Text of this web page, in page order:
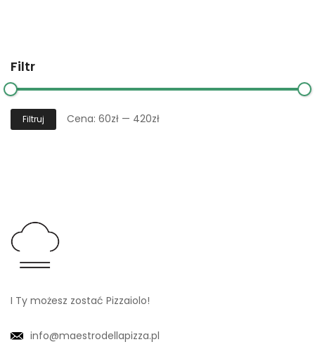
Filtr
Filtruj Cena: 60zł — 420zł
I Ty możesz zostać Pizzaiolo!
info@maestrodellapizza.pl